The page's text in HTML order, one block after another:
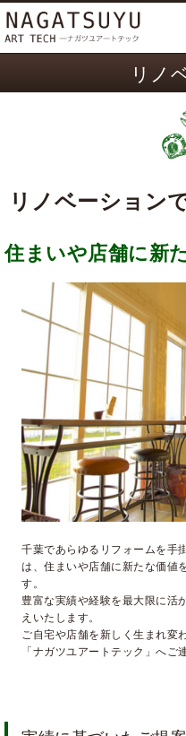
リノ
リノベーション
住まいや店舗に新
千葉であらゆるリフォームを手
は、住まいや店舗に新たな価値
す。
豊富な実績や経験を最大限に活
えいたします。
ご自宅や店舗を新しく生まれ変
「ナガツユアートテック」へご